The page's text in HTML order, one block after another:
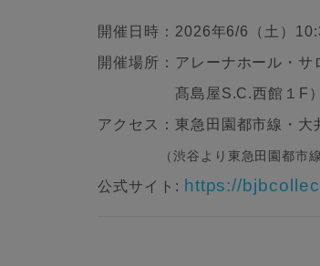
開催日時：2026年6/6（土）
開催場所：アレーナホール・
髙島屋S.C.西館１F）
アクセス：東急田園都市線・
（渋谷より東急田園都市
公式サイト: https://